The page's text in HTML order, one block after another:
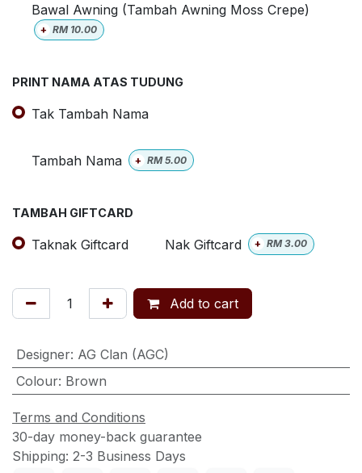
Bawal Awning (Tambah Awning Moss Crepe)
+ RM 10.00
PRINT NAMA ATAS TUDUNG
Tak Tambah Nama
Tambah Nama + RM5.00
TAMBAH GIFTCARD
Taknak Giftcard Nak Giftcard + RM3.00
Add to cart
Designer: AG Clan (AGC)
Colour: Brown
Terms and Conditions
30-day money-back guarantee
Shipping: 2-3 Business Days